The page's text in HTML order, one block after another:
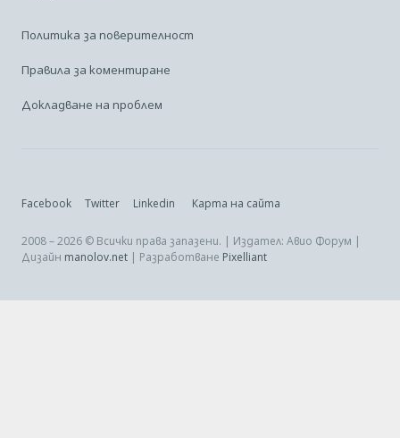
Политика за поверителност
Правила за коментиране
Докладване на проблем
Facebook Twitter Linkedin Карта на сайта
2008 – 2026 © Всички права запазени. | Издател: Авио Форум |
Дизайн manolov.net | Разработване Pixelliant